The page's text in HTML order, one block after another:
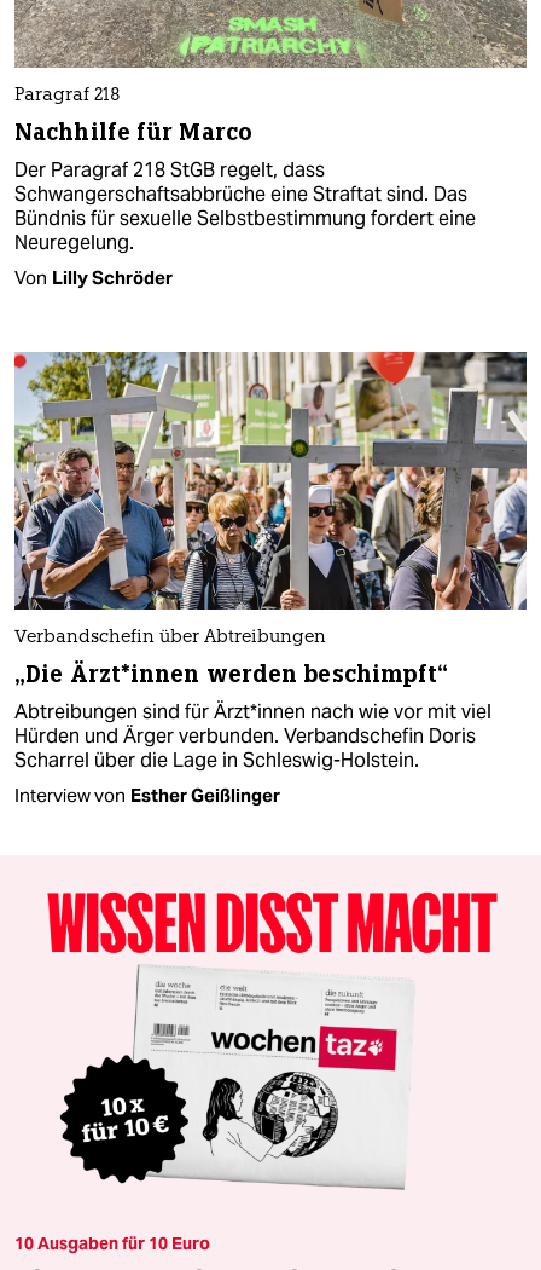
Paragraf 218
Nachhilfe für Marco
Der Paragraf 218 StGB regelt, dass
Schwangerschaftsabbrüche eine Straftat sind. Das
Bündnis für sexuelle Selbstbestimmung fordert eine
Neuregelung.
Von Lilly Schröder
Verbandschefin über Abtreibungen
„Die Ärz­t*in­nen werden beschimpft“
Abtreibungen sind für Ärz­t*in­nen nach wie vor mit viel
Hürden und Ärger verbunden. Verbandschefin Doris
Scharrel über die Lage in Schleswig-Holstein.
Interview von Esther Geißlinger
10 Ausgaben für 10 Euro